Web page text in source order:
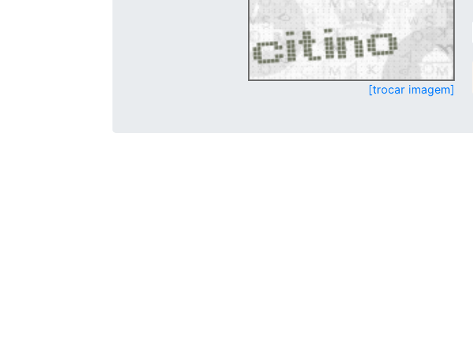
[trocar imagem]